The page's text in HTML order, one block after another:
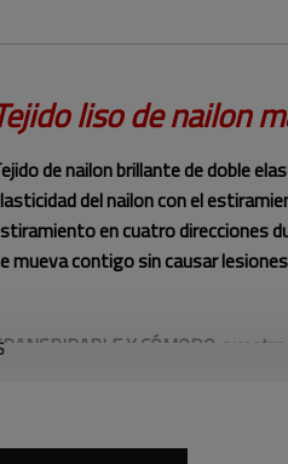
liso de nailon
de nailon brillante de doble
del nailon con el
en cuatro direcciones
mueva contigo sin causar
Y CÓMODO: